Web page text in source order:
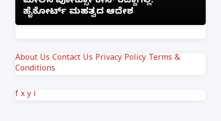
ಹೈಕೋರ್ಟ್ ಮಹತ್ವದ ಆದೇಶ
About Us Contact Us Privacy Policy Terms &
Conditions
f x y i